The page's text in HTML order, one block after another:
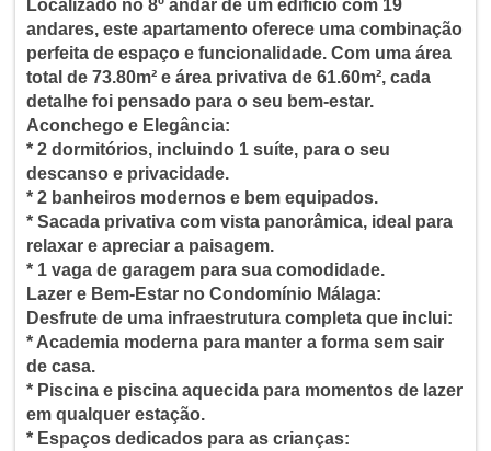
Localizado no 8º andar de um edifício com 19
andares, este apartamento oferece uma combinação
perfeita de espaço e funcionalidade. Com uma área
total de 73.80m² e área privativa de 61.60m², cada
detalhe foi pensado para o seu bem-estar.
Aconchego e Elegância:
* 2 dormitórios, incluindo 1 suíte, para o seu
descanso e privacidade.
* 2 banheiros modernos e bem equipados.
* Sacada privativa com vista panorâmica, ideal para
relaxar e apreciar a paisagem.
* 1 vaga de garagem para sua comodidade.
Lazer e Bem-Estar no Condomínio Málaga:
Desfrute de uma infraestrutura completa que inclui:
* Academia moderna para manter a forma sem sair
de casa.
* Piscina e piscina aquecida para momentos de lazer
em qualquer estação.
* Espaços dedicados para as crianças: